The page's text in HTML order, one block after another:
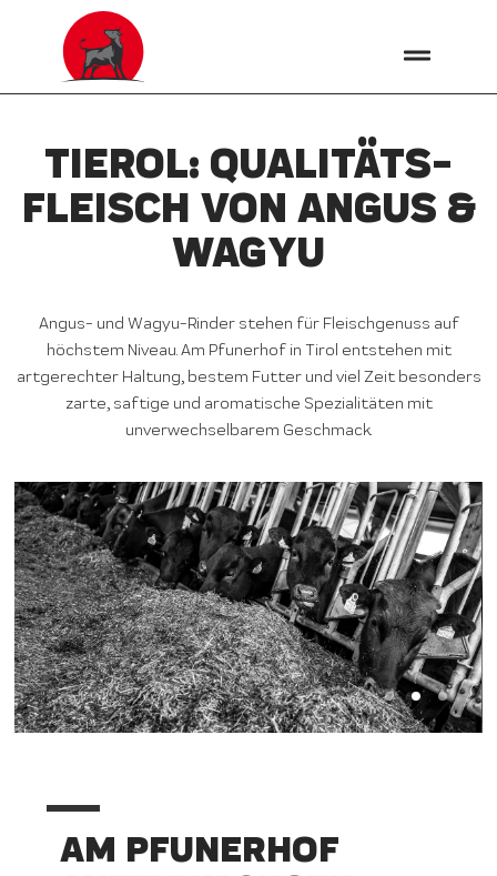
TIEROL: QUALITÄTS­
FLEISCH VON ANGUS &
WAGYU
Angus- und Wagyu-Rinder stehen für Fleischgenuss auf
höchstem Niveau. Am Pfunerhof in Tirol entstehen mit
artgerechter Haltung, bestem Futter und viel Zeit besonders
zarte, saftige und aromatische Spezialitäten mit
unverwechselbarem Geschmack.
AM PFUNERHOF